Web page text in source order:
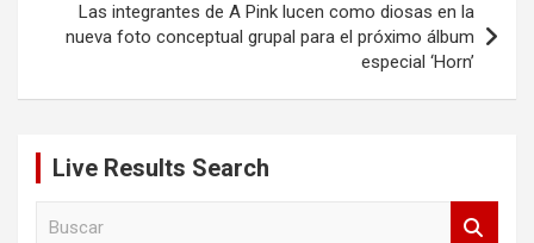
Las integrantes de A Pink lucen como diosas en la
nueva foto conceptual grupal para el próximo álbum
especial ‘Horn’
Live Results Search